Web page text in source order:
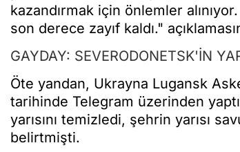
kazandırmak için önlemler
son derece zayıf kaldı."
GAYDAY: SEVERODONETSK'İN
Öte yandan, Ukrayna Lugansk
tarihinde Telegram üzerinden
yarısını temizledi, şehrin yarısı
belirtmişti.